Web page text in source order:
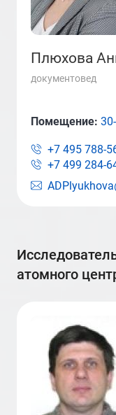
Плюхова
документовед
Помещение:
+7 495 788-
+7 499 284-
исследовательский реактор типовой
атомного